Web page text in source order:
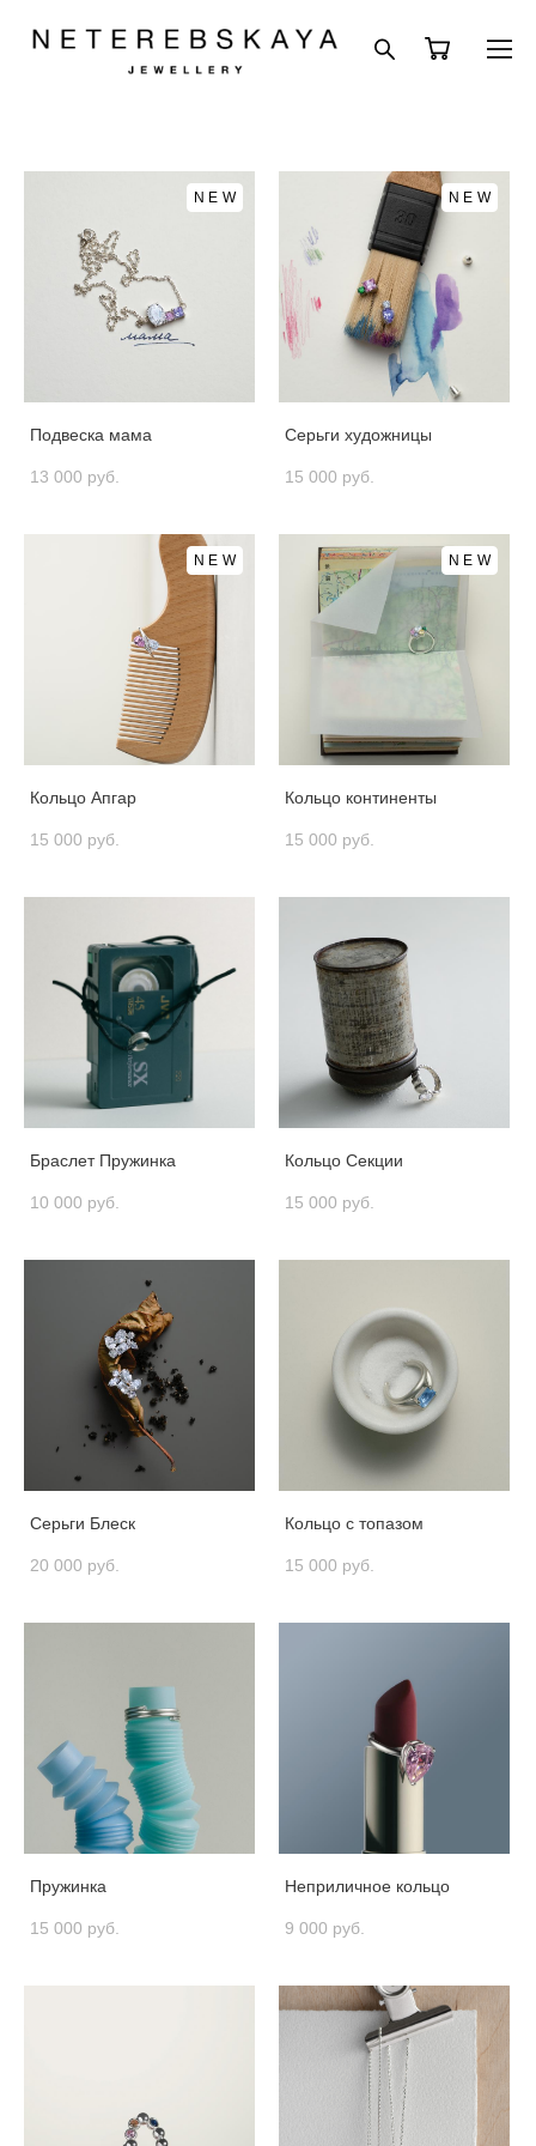
NEW
Подвеска мама
13 000 pуб.
NEW
Серьги художницы
15 000 pуб.
NEW
Кольцо Апгар
15 000 pуб.
NEW
Кольцо континенты
15 000 pуб.
Браслет Пружинка
10 000 pуб.
Кольцо Секции
15 000 pуб.
Серьги Блеск
20 000 pуб.
Кольцо с топазом
15 000 pуб.
Пружинка
15 000 pуб.
Неприличное кольцо
9 000 pуб.